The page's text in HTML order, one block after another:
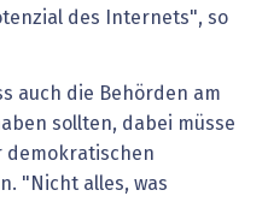
des Internets", so
auch die Behörden am
sollten, dabei müsse
demokratischen
"Nicht alles, was